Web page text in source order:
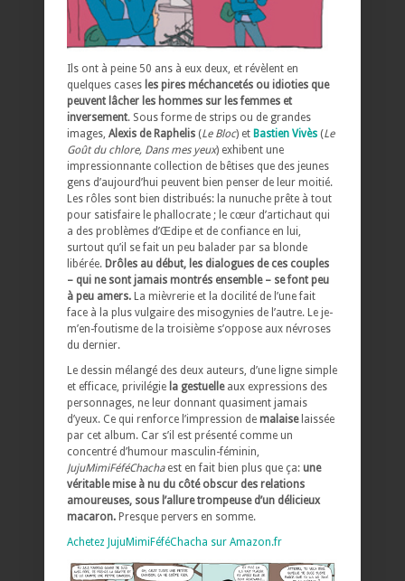
Ils ont à peine 50 ans à eux deux, et révèlent en
quelques cases les pires méchancetés ou idioties que
peuvent lâcher les hommes sur les femmes et
inversement. Sous forme de strips ou de grandes
images, Alexis de Raphelis (Le Bloc) et Bastien Vivès (Le
Goût du chlore, Dans mes yeux) exhibent une
impressionnante collection de bêtises que des jeunes
gens d’aujourd’hui peuvent bien penser de leur moitié.
Les rôles sont bien distribués: la nunuche prête à tout
pour satisfaire le phallocrate ; le cœur d’artichaut qui
a des problèmes d’Œdipe et de confiance en lui,
surtout qu’il se fait un peu balader par sa blonde
libérée. Drôles au début, les dialogues de ces couples
– qui ne sont jamais montrés ensemble – se font peu
à peu amers. La mièvrerie et la docilité de l’une fait
face à la plus vulgaire des misogynies de l’autre. Le je-
m’en-foutisme de la troisième s’oppose aux névroses
du dernier.
Le dessin mélangé des deux auteurs, d’une ligne simple
et efficace, privilégie la gestuelleaux expressions des
personnages, ne leur donnant quasiment jamais
d’yeux. Ce qui renforce l’impression de malaiselaissée
par cet album. Car s’il est présenté comme un
concentré d’humour masculin-féminin,
JujuMimiFéféChachaest en fait bien plus que ça: une
véritable mise à nu du côté obscur des relations
amoureuses, sous l’allure trompeuse d’un délicieux
macaron. Presque pervers en somme.
Achetez JujuMimiFéféChacha sur Amazon.fr